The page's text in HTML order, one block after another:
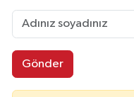
Gönder